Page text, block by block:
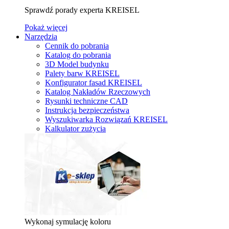
Sprawdź porady experta KREISEL
Pokaż więcej
Narzędzia
Cennik do pobrania
Katalog do pobrania
3D Model budynku
Palety barw KREISEL
Konfigurator fasad KREISEL
Katalog Nakładów Rzeczowych
Rysunki techniczne CAD
Instrukcja bezpieczeństwa
Wyszukiwarka Rozwiązań KREISEL
Kalkulator zużycia
Wykonaj symulację koloru